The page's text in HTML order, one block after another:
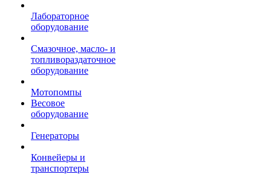
Лабораторное
оборудование
Смазочное, масло- и
топливораздаточное
оборудование
Мотопомпы
Весовое
оборудование
Генераторы
Конвейеры и
транспортеры